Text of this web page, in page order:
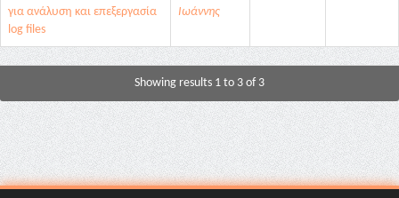
για ανάλυση και επεξεργασία
log files
Ιωάννης
Showing results 1 to 3 of 3